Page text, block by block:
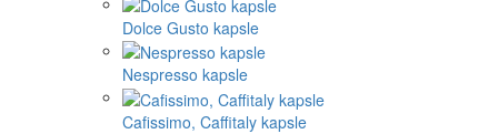
Dolce Gusto kapsle
Nespresso kapsle
Cafissimo, Caffitaly kapsle